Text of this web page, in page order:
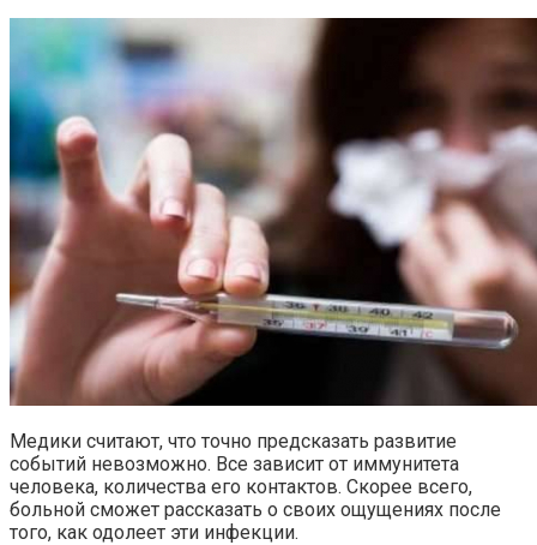
Медики считают, что точно предсказать развитие
событий невозможно. Все зависит от иммунитета
человека, количества его контактов. Скорее всего,
больной сможет рассказать о своих ощущениях после
того, как одолеет эти инфекции.